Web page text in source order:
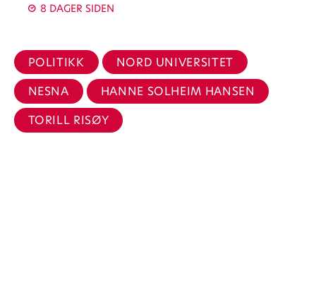
8 DAGER SIDEN
POLITIKK
NORD UNIVERSITET
NESNA
HANNE SOLHEIM HANSEN
TORILL RISØY